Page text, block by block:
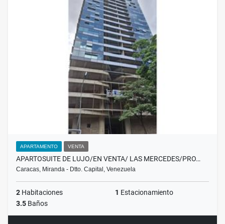
APARTAMENTO VENTA
APARTOSUITE DE LUJO/EN VENTA/ LAS MERCEDES/PRO…
Caracas, Miranda - Dtto. Capital, Venezuela
2 Habitaciones 1 Estacionamiento
3.5 Baños